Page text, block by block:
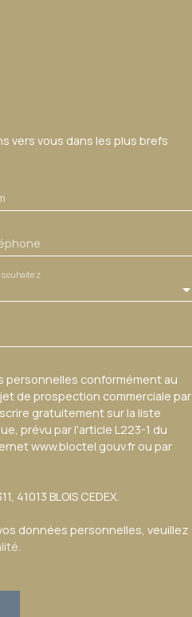
vers vous dans les plus brefs
souhaitez
personnelles conformément au
de prospection commerciale par
gratuitement sur la liste
prévu par l'article L223-1 du
www.bloctel.gouv.fr ou par
41013 BLOIS CEDEX.
données personnelles, veuillez